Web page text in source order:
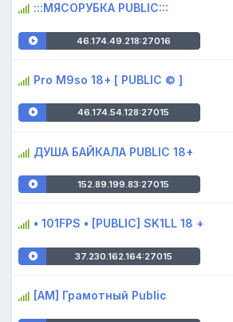
:::МЯСОРУБКА PUBLIC:::
46.174.49.218:27016
Pro M9so 18+ [ PUBLIC © ]
46.174.54.128:27015
ДУША БАЙКАЛА PUBLIC 18+
152.89.199.83:27015
• 101FPS • [PUBLIC] SK1LL 18 +
37.230.162.164:27015
[AM] Грамотный Public